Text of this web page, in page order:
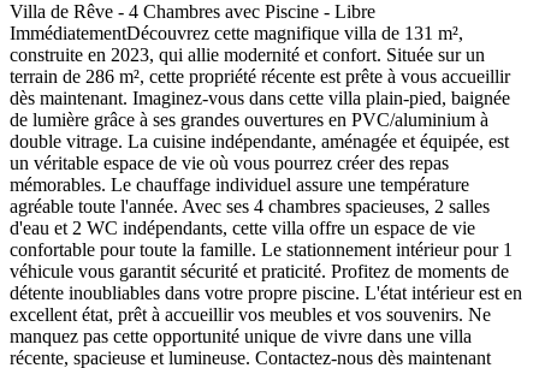
Villa de Rêve - 4 Chambres avec Piscine - Libre
ImmédiatementDécouvrez cette magnifique villa de 131 m²,
construite en 2023, qui allie modernité et confort. Située sur un
terrain de 286 m², cette propriété récente est prête à vous accueillir
dès maintenant. Imaginez-vous dans cette villa plain-pied, baignée
de lumière grâce à ses grandes ouvertures en PVC/aluminium à
double vitrage. La cuisine indépendante, aménagée et équipée, est
un véritable espace de vie où vous pourrez créer des repas
mémorables. Le chauffage individuel assure une température
agréable toute l'année. Avec ses 4 chambres spacieuses, 2 salles
d'eau et 2 WC indépendants, cette villa offre un espace de vie
confortable pour toute la famille. Le stationnement intérieur pour 1
véhicule vous garantit sécurité et praticité. Profitez de moments de
détente inoubliables dans votre propre piscine. L'état intérieur est en
excellent état, prêt à accueillir vos meubles et vos souvenirs. Ne
manquez pas cette opportunité unique de vivre dans une villa
récente, spacieuse et lumineuse. Contactez-nous dès maintenant